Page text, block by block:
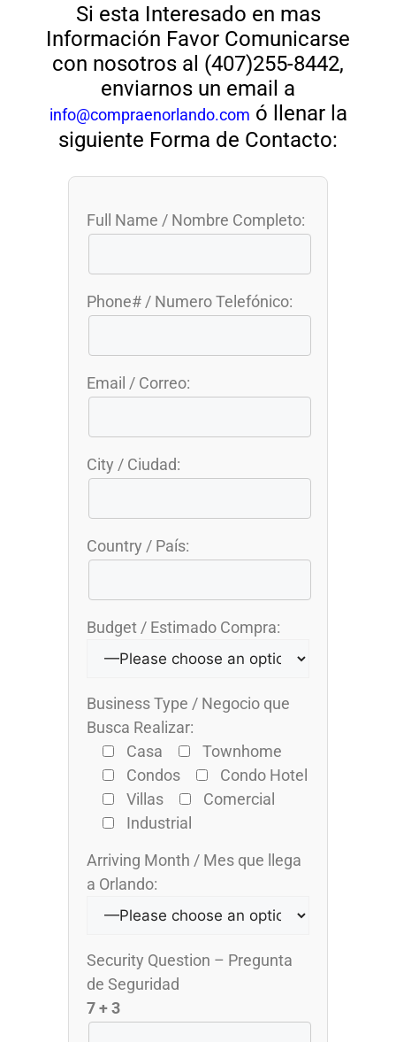
Si esta Interesado en mas
Información Favor Comunicarse
con nosotros al (407)255-8442,
enviarnos un email a
info@compraenorlando.com ó llenar la
siguiente Forma de Contacto:
Full Name / Nombre Completo:
Phone# / Numero Telefónico:
Email / Correo:
City / Ciudad:
Country / País:
Budget / Estimado Compra:
Business Type / Negocio que
Busca Realizar:
Casa
Townhome
Condos
Condo Hotel
Villas
Comercial
Industrial
Arriving Month / Mes que llega
a Orlando:
Security Question – Pregunta
de Seguridad
7 + 3